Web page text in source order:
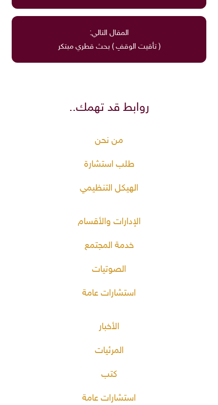
المقال التالي:
( تأقيت الوقفِ ) بحث قطري مبتكر
روابط قد تهمك..
من نحن
طلب استشارة
الهيكل التنظيمي
الإدارات والأقسام
خدمة المجتمع
الصوتيات
استشارات عامة
الأخبار
المرئيات
كتب
استشارات عامة